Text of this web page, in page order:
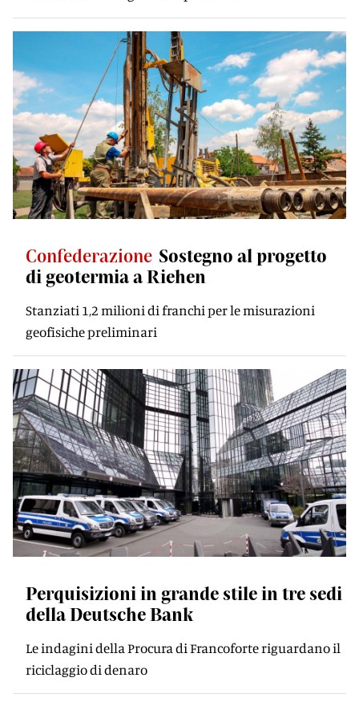
Confederazione Sostegno al progetto
di geotermia a Riehen
Stanziati 1,2 milioni di franchi per le misurazioni
geofisiche preliminari
Perquisizioni in grande stile in tre sedi
della Deutsche Bank
Le indagini della Procura di Francoforte riguardano il
riciclaggio di denaro